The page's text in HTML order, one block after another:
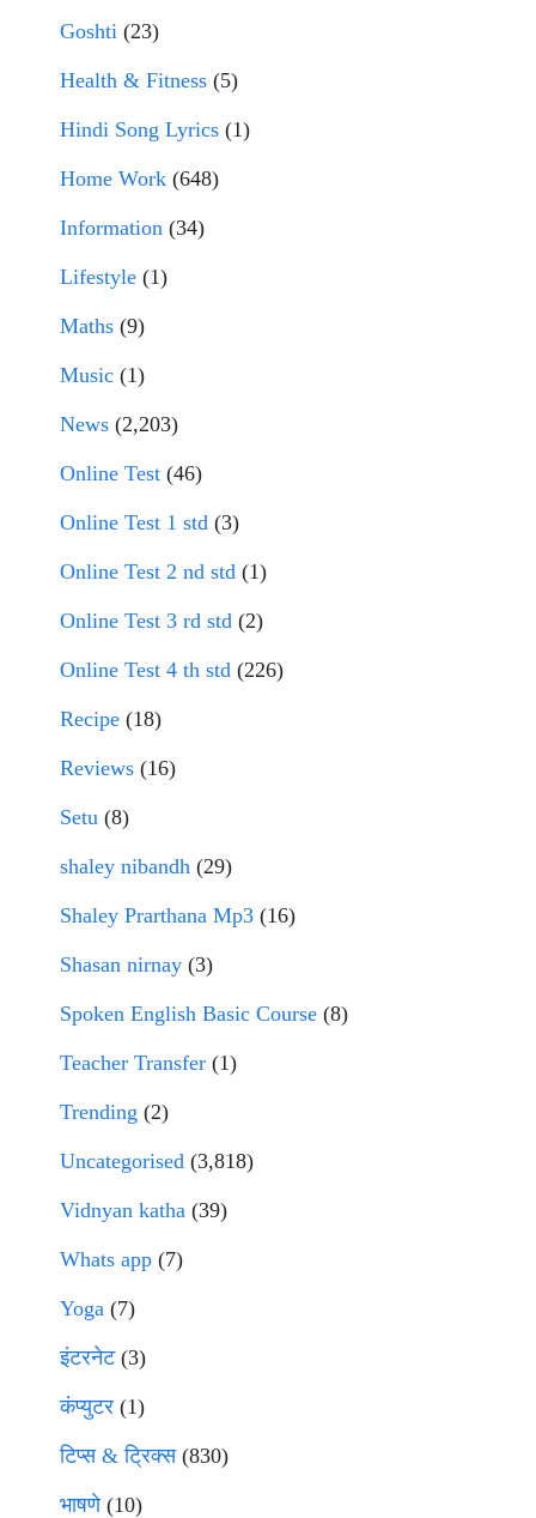
Goshti (23)
Health & Fitness (5)
Hindi Song Lyrics (1)
Home Work (648)
Information (34)
Lifestyle (1)
Maths (9)
Music (1)
News (2,203)
Online Test (46)
Online Test 1 std (3)
Online Test 2 nd std (1)
Online Test 3 rd std (2)
Online Test 4 th std (226)
Recipe (18)
Reviews (16)
Setu (8)
shaley nibandh (29)
Shaley Prarthana Mp3 (16)
Shasan nirnay (3)
Spoken English Basic Course (8)
Teacher Transfer (1)
Trending (2)
Uncategorised (3,818)
Vidnyan katha (39)
Whats app (7)
Yoga (7)
इंटरनेट(3)
कंप्युटर (1)
टिप्स & ट्रिक्स(830)
भाषणे(10)